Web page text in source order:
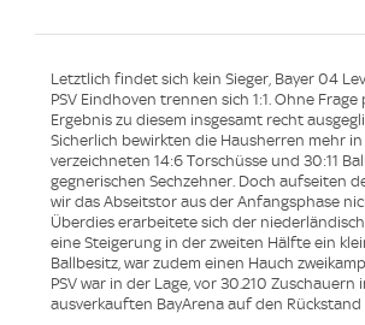
Letztlich findet sich kein Sieger, Bayer 04
PSV Eindhoven trennen sich 1:1. Ohne Frage
Ergebnis zu diesem insgesamt recht
Sicherlich bewirkten die Hausherren mehr in
verzeichneten 14:6 Torschüsse und 30:11
gegnerischen Sechzehner. Doch aufseiten
wir das Abseitstor aus der Anfangsphase
Überdies erarbeitete sich der
eine Steigerung in der zweiten Hälfte ein
Ballbesitz, war zudem einen Hauch
PSV war in der Lage, vor 30.210 Zuschauern
ausverkauften BayArena auf den Rückstand